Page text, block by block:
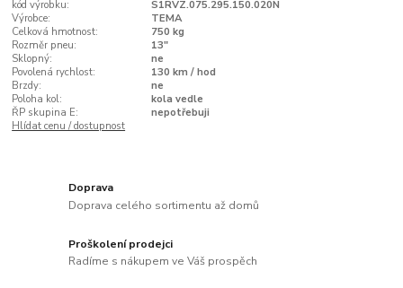
kód výrobku:
S1RVZ.075.295.150.020N
Výrobce:
TEMA
Celková hmotnost:
750 kg
Rozměr pneu:
13"
Sklopný:
ne
Povolená rychlost:
130 km / hod
Brzdy:
ne
Poloha kol:
kola vedle
ŘP skupina E:
nepotřebuji
Hlídat cenu / dostupnost
Doprava
Doprava celého sortimentu až domů
Proškolení prodejci
Radíme s nákupem ve Váš prospěch